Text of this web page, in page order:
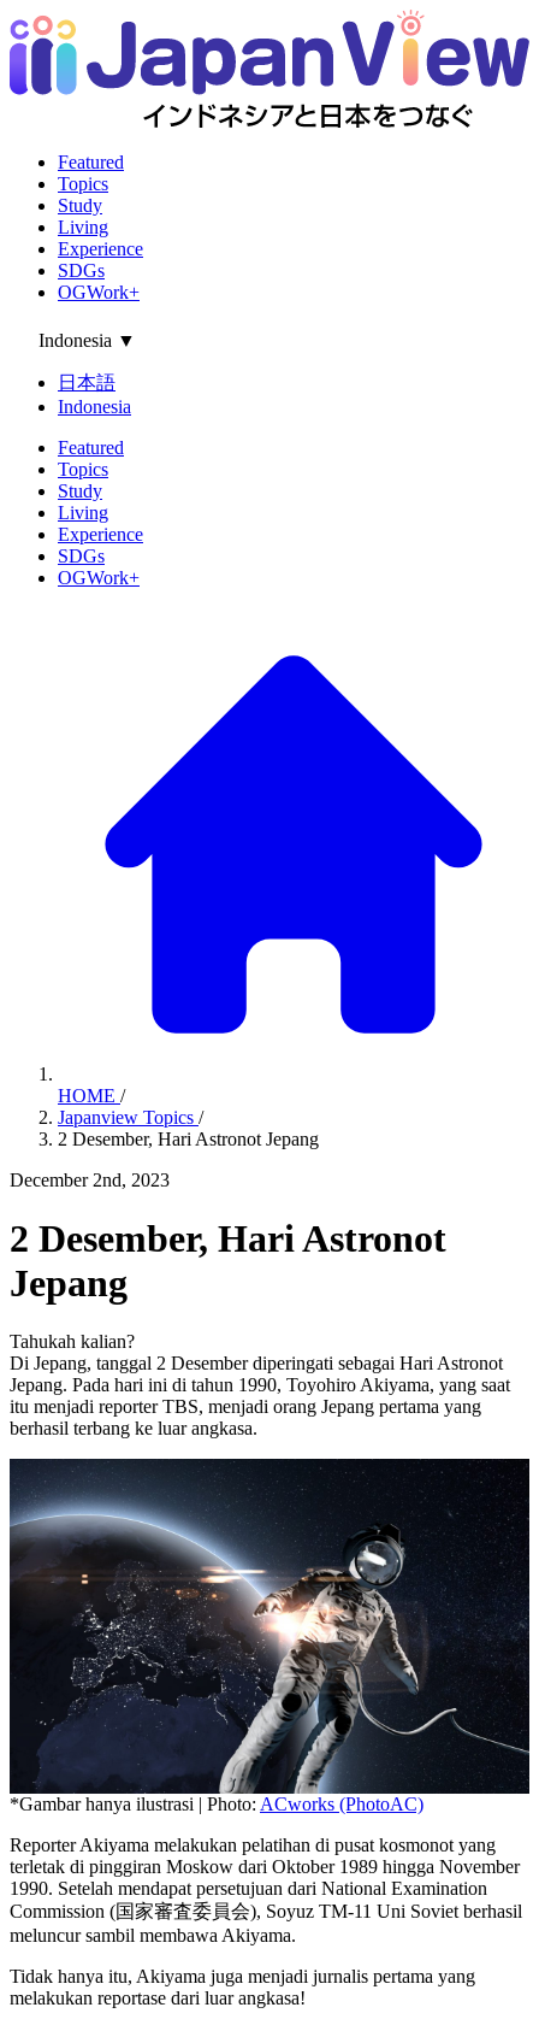
Featured
Topics
Study
Living
Experience
SDGs
OGWork+
Indonesia ▼
日本語
Indonesia
Featured
Topics
Study
Living
Experience
SDGs
OGWork+
HOME /
Japanview Topics /
2 Desember, Hari Astronot Jepang
December 2nd, 2023
2 Desember, Hari Astronot
Jepang
Tahukah kalian?
Di Jepang, tanggal 2 Desember diperingati sebagai Hari Astronot
Jepang. Pada hari ini di tahun 1990, Toyohiro Akiyama, yang saat
itu menjadi reporter TBS, menjadi orang Jepang pertama yang
berhasil terbang ke luar angkasa.
*Gambar hanya ilustrasi | Photo: ACworks (PhotoAC)
Reporter Akiyama melakukan pelatihan di pusat kosmonot yang
terletak di pinggiran Moskow dari Oktober 1989 hingga November
1990. Setelah mendapat persetujuan dari National Examination
Commission (国家審査委員会), Soyuz TM-11 Uni Soviet berhasil
meluncur sambil membawa Akiyama.
Tidak hanya itu, Akiyama juga menjadi jurnalis pertama yang
melakukan reportase dari luar angkasa!